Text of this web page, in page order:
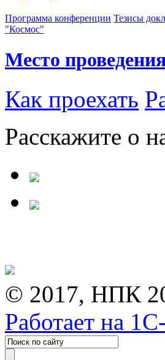
Программа конференции Тезисы
"Космос"
Место
Как проехать
Расскажите о
© 2017, НПК
Работает на